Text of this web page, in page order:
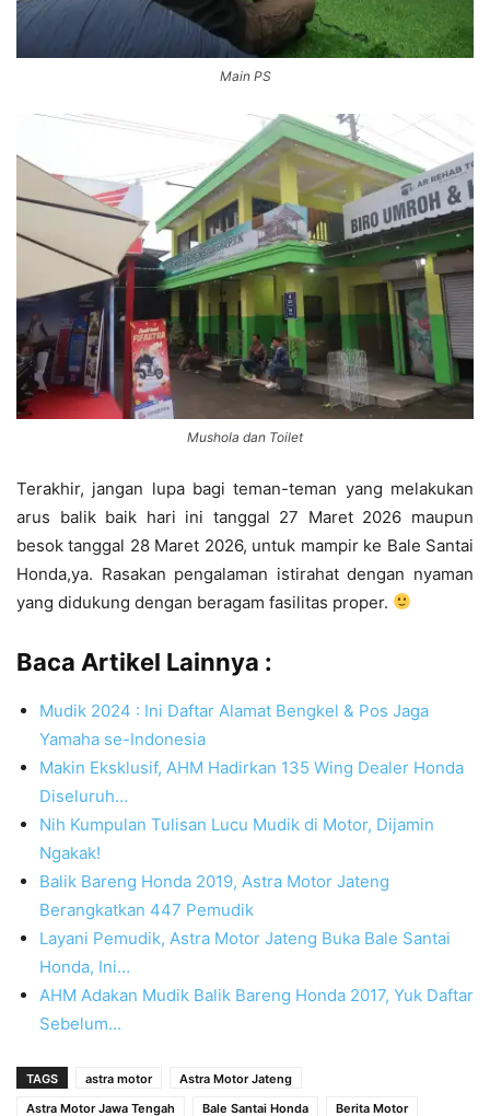
Main PS
Mushola dan Toilet
Terakhir, jangan lupa bagi teman-teman yang melakukan
arus balik baik hari ini tanggal 27 Maret 2026 maupun
besok tanggal 28 Maret 2026, untuk mampir ke Bale Santai
Honda,ya. Rasakan pengalaman istirahat dengan nyaman
yang didukung dengan beragam fasilitas proper.
Baca Artikel Lainnya :
Mudik 2024 : Ini Daftar Alamat Bengkel & Pos Jaga
Yamaha se-Indonesia
Makin Eksklusif, AHM Hadirkan 135 Wing Dealer Honda
Diseluruh…
Nih Kumpulan Tulisan Lucu Mudik di Motor, Dijamin
Ngakak!
Balik Bareng Honda 2019, Astra Motor Jateng
Berangkatkan 447 Pemudik
Layani Pemudik, Astra Motor Jateng Buka Bale Santai
Honda, Ini…
AHM Adakan Mudik Balik Bareng Honda 2017, Yuk Daftar
Sebelum…
TAGS astra motor
Astra Motor Jateng
Astra Motor Jawa Tengah
Bale Santai Honda
Berita Motor